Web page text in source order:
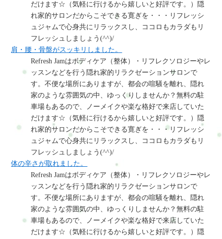
だけます☆（気軽に行けるから嬉しいと好評です。）隠
れ家的サロンだからこそできる寛ぎを・・・リフレッシ
ュジャムで心身共にリラックスし、ココロもカラダもリ
フレッシュしましょう(^^)/
肩・腰・骨盤がスッキリしました。
Refresh Jamはボディケア（整体）・リフレクソロジーやレ
ッスンなどを行う隠れ家的リラクゼーションサロンで
す。不便な場所にありますが、都会の喧騒を離れ、隠れ
家のような雰囲気の中、ゆっくりしませんか？無料の駐
車場もあるので、ノーメイクや楽な格好で来店していた
だけます☆（気軽に行けるから嬉しいと好評です。）隠
れ家的サロンだからこそできる寛ぎを・・・リフレッシ
ュジャムで心身共にリラックスし、ココロもカラダもリ
フレッシュしましょう(^^)/
体の辛さが取れました。
Refresh Jamはボディケア（整体）・リフレクソロジーやレ
ッスンなどを行う隠れ家的リラクゼーションサロンで
す。不便な場所にありますが、都会の喧騒を離れ、隠れ
家のような雰囲気の中、ゆっくりしませんか？無料の駐
車場もあるので、ノーメイクや楽な格好で来店していた
だけます☆（気軽に行けるから嬉しいと好評です。）隠